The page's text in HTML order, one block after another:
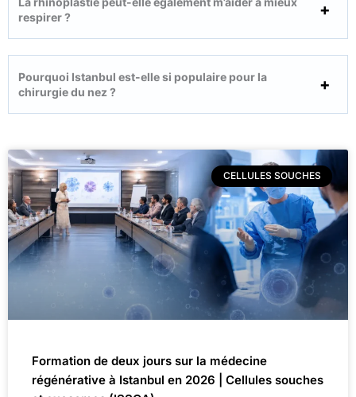
respirer ?
Pourquoi Istanbul est-elle si populaire pour la
chirurgie du nez ?
CELLULES SOUCHES
Formation de deux jours sur la médecine
régénérative à Istanbul en 2026 | Cellules souches